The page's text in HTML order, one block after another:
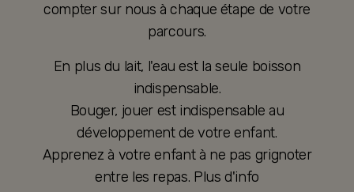
compter sur nous à chaque étape de votre
parcours.
En plus du lait, l'eau est la seule boisson
indispensable.
Bouger, jouer est indispensable au
développement de votre enfant.
Apprenez à votre enfant à ne pas grignoter
entre les repas. Plus d'info